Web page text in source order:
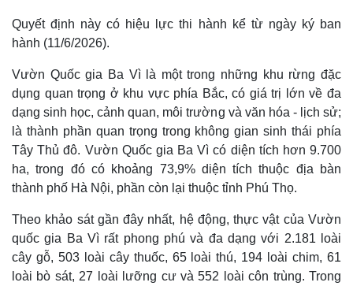
Thế giới
Quan sát
Cuộc sống đó đây
Hồ sơ
Multimedia
Video
Ảnh
E-Magazine
Infographic
Quyết định này có hiệu lực thi hành kể từ ngày ký ban
hành (11/6/2026).
Vườn Quốc gia Ba Vì là một trong những khu rừng đặc
dụng quan trọng ở khu vực phía Bắc, có giá trị lớn về đa
dạng sinh học, cảnh quan, môi trường và văn hóa - lịch sử;
là thành phần quan trọng trong không gian sinh thái phía
Tây Thủ đô. Vườn Quốc gia Ba Vì có diện tích hơn 9.700
ha, trong đó có khoảng 73,9% diện tích thuộc địa bàn
thành phố Hà Nội, phần còn lại thuộc tỉnh Phú Thọ.
Theo khảo sát gần đây nhất, hệ động, thực vật của Vườn
quốc gia Ba Vì rất phong phú và đa dạng với 2.181 loài
cây gỗ, 503 loài cây thuốc, 65 loài thú, 194 loài chim, 61
loài bò sát, 27 loài lưỡng cư và 552 loài côn trùng. Trong